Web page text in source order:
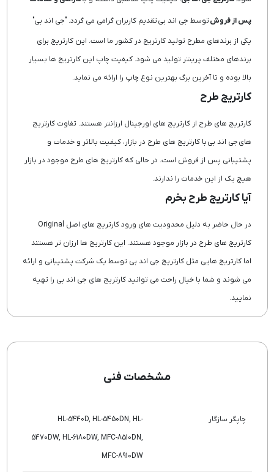
پس از فروشتوسط جی اند بی تقدیم کاربران گرامی می گردد. "جی اند بی"
یکی از برندهای مطرح تولید کارتریج در کشور ما است. این کارتریج برای
برندهای مختلف پرینتر تولید می شود. کیفیت چاپ این کارتریج ها بسیار
بالا بوده و تا آخرین برگ بهترین نوع چاپ را ارائه می نماید.
کارتریج طرح
کارتریج های طرح از کارتریج های اورجینال ارزانتر هستند. تفاوت کارتریج
های جی اند بی با کارتریج های طرح در بازار، کیفیت بالاتر و خدمات و
پشتیبانی پس از فروش است. در حالی که کارتریج های طرح موجود در بازار
هیچ یک از این خدمات را ندارند.
آیا کارتریج طرح بخرم
در حال حاضر به دلیل محدودیت های ورود کارتریج های اصل Original
کارتریج های طرح در بازار موجود هستند. این کارتریج ها ارزان تر هستند
اما کارتریج هایی مثل کارتریج جی اند بی توسط یک شرکت پشتیبانی و ارائه
می شوند و شما با خیال راحت می توانید کارتریج های جی اند بی را تهیه
نمایید.
مشخصات فنی
چاپگر سازگار
HL-5440D, HL-5450DN, HL-
5470DW, HL-6180DW, MFC-8510DN,
MFC-8910DW